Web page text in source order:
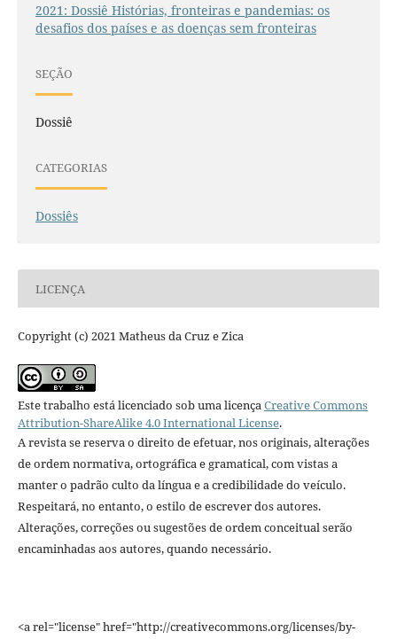
2021: Dossiê Histórias, fronteiras e pandemias: os
desafios dos países e as doenças sem fronteiras
SEÇÃO
Dossiê
CATEGORIAS
Dossiês
LICENÇA
Copyright (c) 2021 Matheus da Cruz e Zica
Este trabalho está licenciado sob uma licençaCreative Commons
Attribution-ShareAlike 4.0 International License.
A revista se reserva o direito de efetuar, nos originais, alterações
de ordem normativa, ortográfica e gramatical, com vistas a
manter o padrão culto da língua e a credibilidade do veículo.
Respeitará, no entanto, o estilo de escrever dos autores.
Alterações, correções ou sugestões de ordem conceitual serão
encaminhadas aos autores, quando necessário.
<a rel="license" href="http://creativecommons.org/licenses/by-